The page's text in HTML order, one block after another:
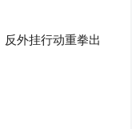
外挂行动重拳出